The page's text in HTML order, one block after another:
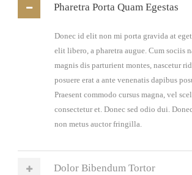
Pharetra Porta Quam Egestas
Donec id elit non mi porta gravida at
elit libero, a pharetra augue. Cum sociis
magnis dis parturient montes, nascetur
posuere erat a ante venenatis dapibus
Praesent commodo cursus magna, vel
consectetur et. Donec sed odio dui.
non metus auctor fringilla.
Dolor Bibendum Tortor